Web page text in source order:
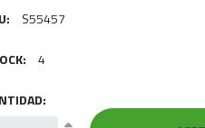
S55457
4